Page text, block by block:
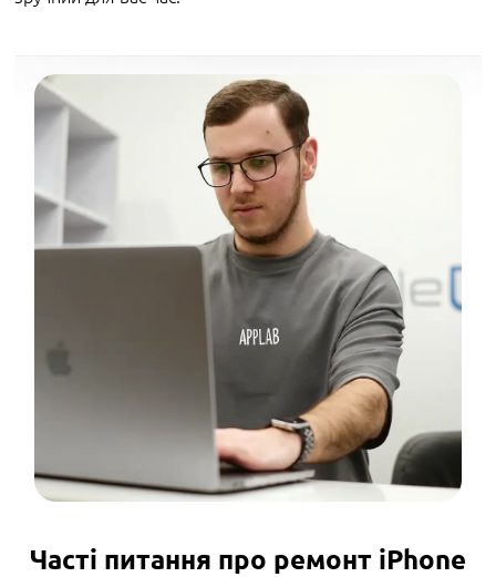
Часті питання про ремонт iPhone